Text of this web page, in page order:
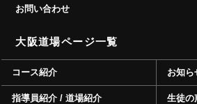
お問い合わせ
大阪道場ページ一覧
コース紹介 お知ら
指導員紹介 / 道場紹介 生徒の